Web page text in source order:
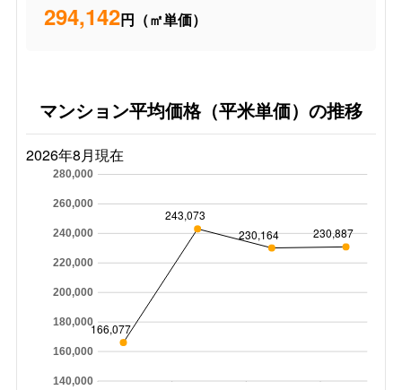
294,142円（㎡単価）
マンション平均価格（平米単価）の推移
2026年8月現在
140,000
160,000
180,000
200,000
220,000
240,000
260,000
280,000
166,077
243,073
230,164
230,887